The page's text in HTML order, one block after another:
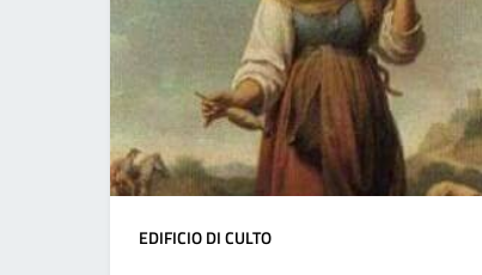
EDIFICIO DI CULTO